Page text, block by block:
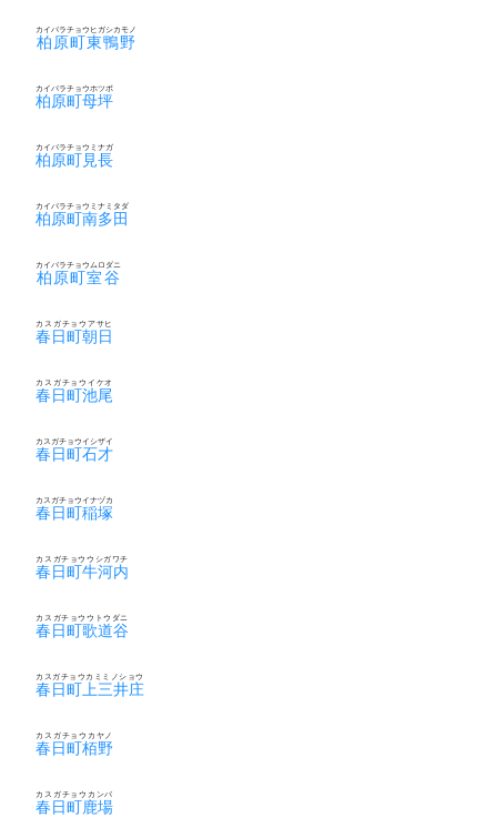
柏原町東鴨野
カイバラチョウヒガシカモノ
柏原町母坪
カイバラチョウホツボ
柏原町見長
カイバラチョウミナガ
柏原町南多田
カイバラチョウミナミタダ
柏原町室谷
カイバラチョウムロダニ
春日町朝日
カスガチョウアサヒ
春日町池尾
カスガチョウイケオ
春日町石才
カスガチョウイシザイ
春日町稲塚
カスガチョウイナヅカ
春日町牛河内
カスガチョウウシガワチ
春日町歌道谷
カスガチョウウトウダニ
春日町上三井庄
カスガチョウカミミノショウ
春日町栢野
カスガチョウカヤノ
春日町鹿場
カスガチョウカンバ